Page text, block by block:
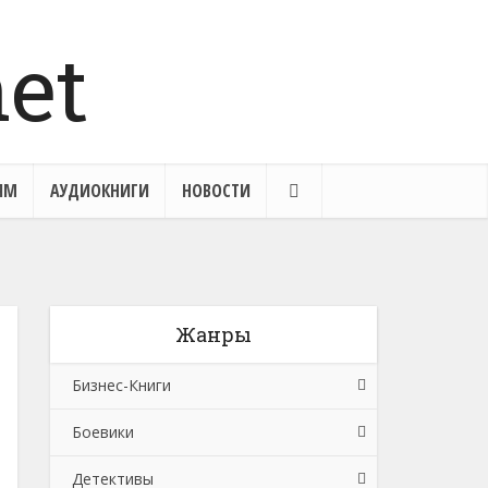
АУДИОКНИГИ НОВОСТИ
Жанры
Бизнес-Книги
Банковское дело
Бухучет, налогообложение, аудит
Боевики
Боевики: Прочее
Детективы